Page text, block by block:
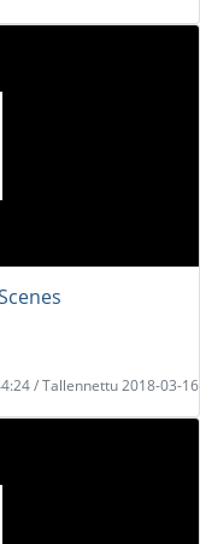
/ Tallennettu 2018-03-16